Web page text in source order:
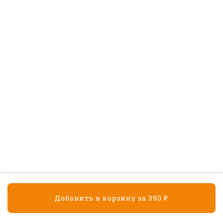
Сырники с малиновым
190 ₽
Добавить в корзину за 390 ₽